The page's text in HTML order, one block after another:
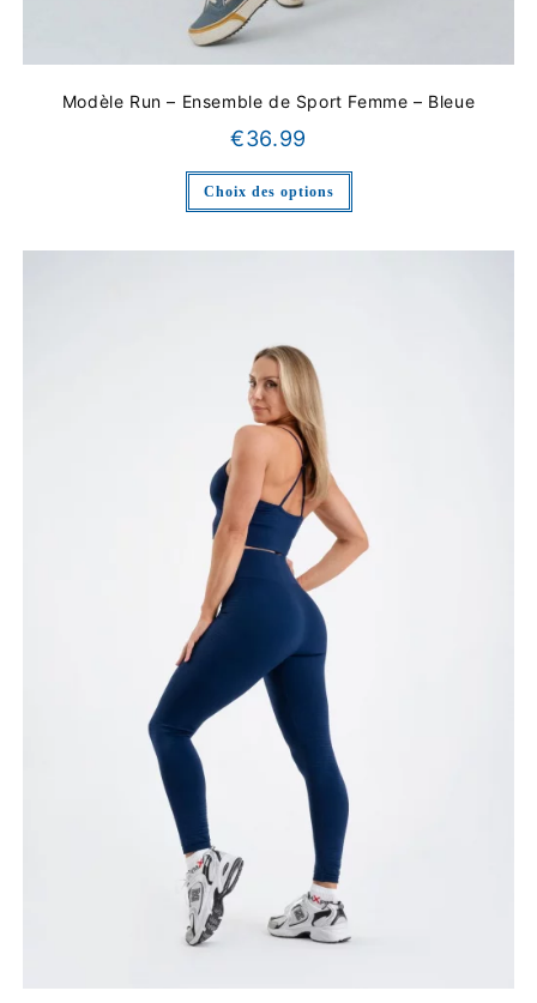
Modèle Run – Ensemble de Sport Femme – Bleue
€36.99
Choix des options